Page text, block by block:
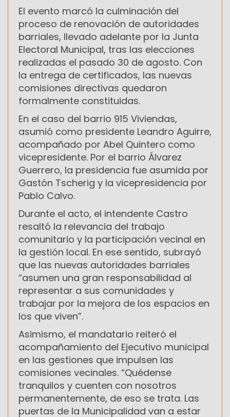
El evento marcó la culminación del
proceso de renovación de autoridades
barriales, llevado adelante por la Junta
Electoral Municipal, tras las elecciones
realizadas el pasado 30 de agosto. Con
la entrega de certificados, las nuevas
comisiones directivas quedaron
formalmente constituidas.
En el caso del barrio 915 Viviendas,
asumió como presidente Leandro Aguirre,
acompañado por Abel Quintero como
vicepresidente. Por el barrio Álvarez
Guerrero, la presidencia fue asumida por
Gastón Tscherig y la vicepresidencia por
Pablo Calvo.
Durante el acto, el intendente Castro
resaltó la relevancia del trabajo
comunitario y la participación vecinal en
la gestión local. En ese sentido, subrayó
que las nuevas autoridades barriales
“asumen una gran responsabilidad al
representar a sus comunidades y
trabajar por la mejora de los espacios en
los que viven”.
Asimismo, el mandatario reiteró el
acompañamiento del Ejecutivo municipal
en las gestiones que impulsen las
comisiones vecinales. “Quédense
tranquilos y cuenten con nosotros
permanentemente, de eso se trata. Las
puertas de la Municipalidad van a estar